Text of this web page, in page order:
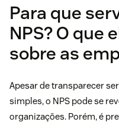
Para que
NPS? O que
sobre as
Apesar de transparecer
simples, o NPS pode se
organizações. Porém, é